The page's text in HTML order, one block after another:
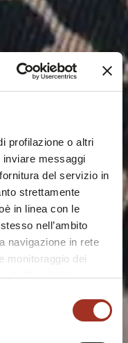
profilazione o altri
messaggi
del servizio in
strettamente
in linea con le
nell’ambito
navigazione in rete
monitoraggio dei
Condividiamo
si occupano di analisi
i quali potrebbero